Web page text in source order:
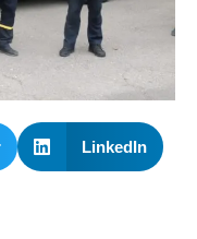
LinkedIn